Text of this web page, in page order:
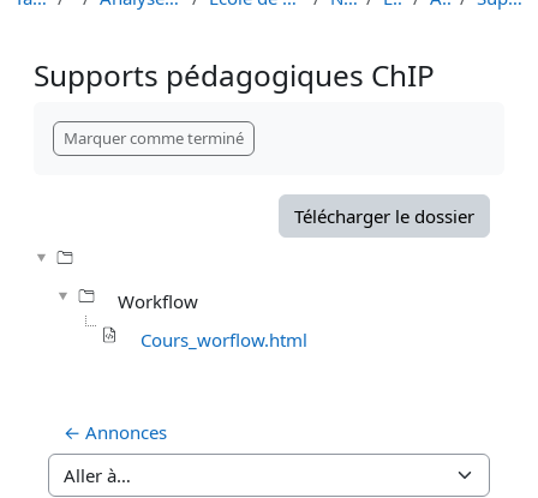
Supports pédagogiques ChIP
Marquer comme terminé
Télécharger le dossier
Workflow
Cours_worflow.html
← Annonces
Aller à…